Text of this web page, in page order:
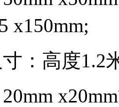
x150mm;
：高度1.2